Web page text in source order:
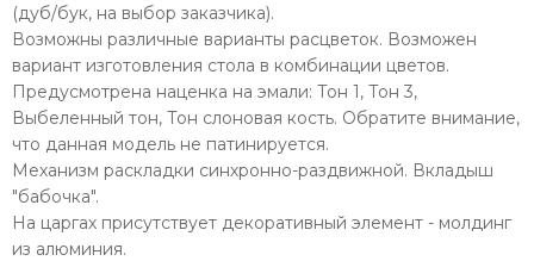
(дуб/бук, на выбор заказчика).
Возможны различные варианты расцветок. Возможен
вариант изготовления стола в комбинации цветов.
Предусмотрена наценка на эмали: Тон 1, Тон 3,
Выбеленный тон, Тон слоновая кость. Обратите внимание,
что данная модель не патинируется.
Механизм раскладки синхронно-раздвижной. Вкладыш
"бабочка".
На царгах присутствует декоративный элемент - молдинг
из алюминия.